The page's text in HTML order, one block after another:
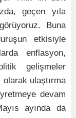
geçen yıla
Buna
etkisiyle
enflasyon,
gelişmeler
olarak ulaştırma
devam
ayında da